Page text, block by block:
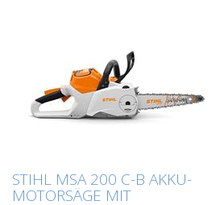
STIHL MSA 200 C-B AKKU-
MOTORSÄGE MIT